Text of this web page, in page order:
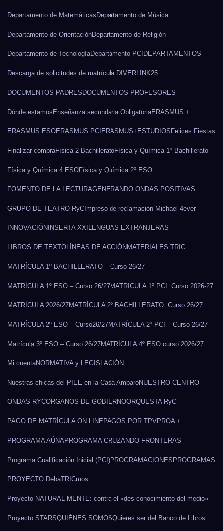
Departamento de MatemáticasDepartamento de Música
Departamento de OrientaciónDepartamento de Religión
Departamento de TecnologíaDepartamento PCI DEPARTAMENTOS
Descarga de solicitudes de matrícula. DIVERLINK25
DOCUMENTOS PADRES DOCUMENTOS PROFESORES
Dónde estamosEnseñanza secundaria ObligatoriaERASMUS +
ERASMUS ESOERASMUS PCI ERASMUS+ ESTUDIOS Felices Fiestas
Finalizar compraFísica 2 BachilleratoFísica y Química 1º Bachillerato
Física y Química 4 ESOFísica y Química 2º ESO
FOMENTO DE LA LECTURAGENERANDO ONDAS POSITIVAS
GRUPO DE TEATRO RyCImpreso de reclamación Michael 4ever
INNOVACIÓN INSERTA XXI LENGUAS EXTRANJERAS
LIBROS DE TEXTOLÍNEAS DE ACCIÓN MATERIALES TRIC
MATRÍCULA 1º BACHILLERATO – Curso 26/27
MATRÍCULA 1º ESO – Curso 26/27MATRICULA 1º PCI. Curso 2026-27
MATRÍCULA 2026/27MATRÍCULA 2º BACHILLERATO. Curso 26/27
MATRÍCULA 2º ESO – Curso26/27MATRÍCULA 2º PCI – Curso 26/27
Matrícula 3º ESO – Curso 26/27MATRÍCULA 4º ESO curso 2026/27
Mi cuentaNORMATIVA y LEGISLACIÓN
Nuestras chicas del PIEE en la Casa AmparoNUESTRO CENTRO
ONDAS RYCORGANOS DE GOBIERNOORQUESTA RyC
PAGO DE MATRÍCULA ON LINE PAGOS POR TPVPROA +
PROGRAMA AÚNA PROGRAMA CRUZANDO FRONTERAS
Programa Cualificación Inicial (PCI)PROGRAMACIONESPROGRAMAS
PROYECTO DebaTRICmos
Proyecto NATURAL-MENTE: contra el «des-conocimiento del medio»
Proyecto STARSQUIÉNES SOMOSQuieres ser del Banco de Libros